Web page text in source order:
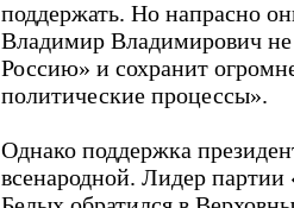
поддержать. Но напрасно
Владимир Владимирович не
Россию» и сохранит
политические процессы».
Однако поддержка
всенародной. Лидер